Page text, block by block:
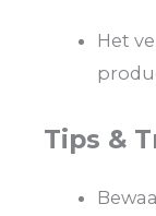
Het
Tips &